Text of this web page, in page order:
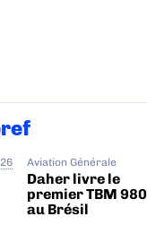
Aviation Générale
Daher livre le
premier TBM 980
au Brésil